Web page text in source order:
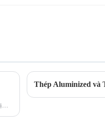
Thép Aluminized và